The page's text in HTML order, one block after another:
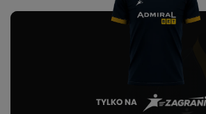
TYLKO NA